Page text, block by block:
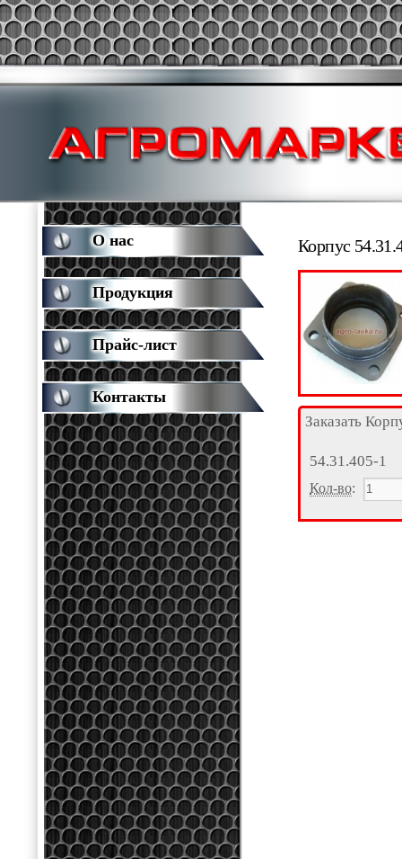
Корпус
Заказать
54.31.405-1
Кол-во:
О нас
Продукция
Прайс-лист
Контакты